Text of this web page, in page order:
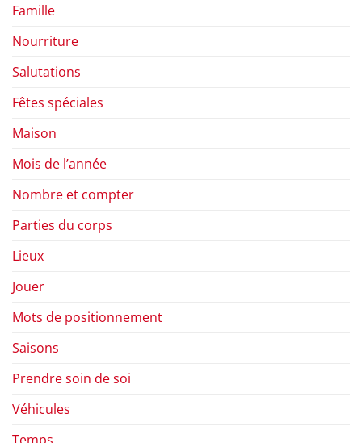
Famille
Nourriture
Salutations
Fêtes spéciales
Maison
Mois de l’année
Nombre et compter
Parties du corps
Lieux
Jouer
Mots de positionnement
Saisons
Prendre soin de soi
Véhicules
Temps